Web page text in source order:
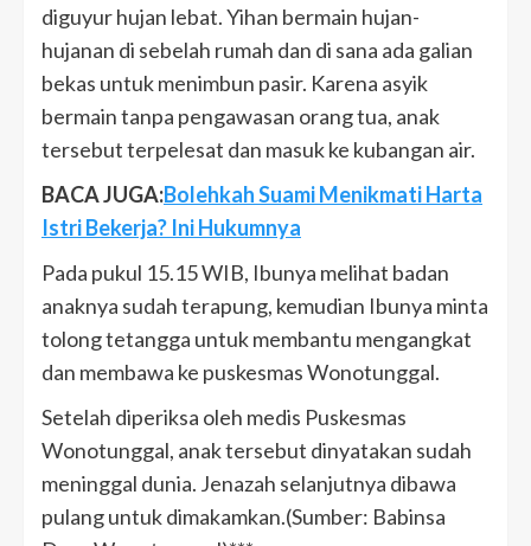
diguyur hujan lebat. Yihan bermain hujan-
hujanan di sebelah rumah dan di sana ada galian
bekas untuk menimbun pasir. Karena asyik
bermain tanpa pengawasan orang tua, anak
tersebut terpelesat dan masuk ke kubangan air.
BACA JUGA:Bolehkah Suami Menikmati Harta
Istri Bekerja? Ini Hukumnya
Pada pukul 15.15 WIB, Ibunya melihat badan
anaknya sudah terapung, kemudian Ibunya minta
tolong tetangga untuk membantu mengangkat
dan membawa ke puskesmas Wonotunggal.
Setelah diperiksa oleh medis Puskesmas
Wonotunggal, anak tersebut dinyatakan sudah
meninggal dunia. Jenazah selanjutnya dibawa
pulang untuk dimakamkan.(Sumber: Babinsa